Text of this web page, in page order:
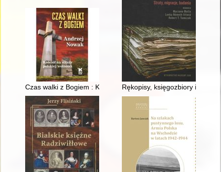
Czas walki z Bogiem : Kościół na straży polskiej wolności
Rękopisy, księgozbiory i